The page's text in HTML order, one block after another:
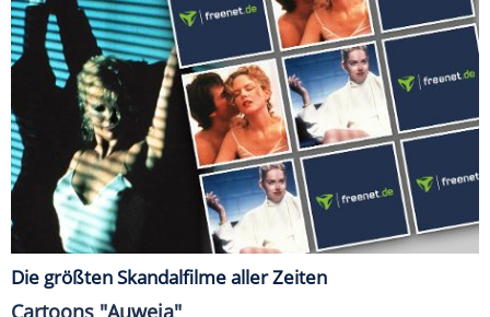
Die größten Skandalfilme aller Zeiten
Cartoons "Auweia"